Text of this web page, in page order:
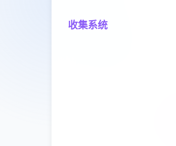
收集系统